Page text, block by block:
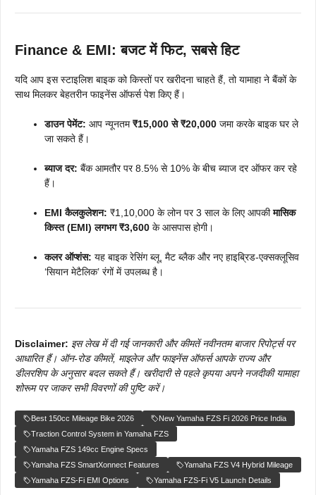
Finance & EMI: बजट में फिट, सबसे हिट
यदि आप इस स्टाइलिश बाइक को किस्तों पर खरीदना चाहते हैं, तो यामाहा ने बैंकों के
साथ मिलकर बेहतरीन फाइनेंस ऑफर्स पेश किए हैं।
डाउन पेमेंट: आप न्यूनतम₹15,000 से ₹20,000 जमा करके बाइक घर ले
जा सकते हैं।
ब्याज दर: बैंक आमतौर पर 8.5% से 10% के बीच ब्याज दर ऑफर कर रहे
हैं।
EMI कैलकुलेशन: ₹1,10,000 के लोन पर 3 साल के लिए आपकीमासिक
किस्त (EMI) लगभग ₹3,600 के आसपास होगी।
कलर ऑप्शंस: यह बाइक रेसिंग ब्लू, मैट ब्लैक और नए हाइब्रिड-एक्सक्लूसिव
‘सियान मेटैलिक’ रंगों में उपलब्ध है।
Disclaimer: इस लेख में दी गई जानकारी और कीमतें नवीनतम बाजार रिपोर्ट्स पर
आधारित हैं। ऑन-रोड कीमतें, माइलेज और फाइनेंस ऑफर्स आपके राज्य और
डीलरशिप के अनुसार बदल सकते हैं। खरीदारी से पहले कृपया अपने नजदीकी यामाहा
शोरूम पर जाकर सभी विवरणों की पुष्टि करें।
Best 150cc Mileage Bike 2026
New Yamaha FZS Fi 2026 Price India
Traction Control System in Yamaha FZS
Yamaha FZS 149cc Engine Specs
Yamaha FZS SmartXonnect Features
Yamaha FZS V4 Hybrid Mileage
Yamaha FZS-Fi EMI Options
Yamaha FZS-Fi V5 Launch Details